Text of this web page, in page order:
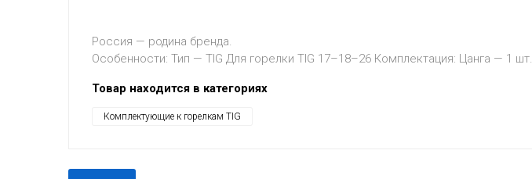
Россия — родина бренда.
Особенности: Тип — TIG Для горелки TIG 17–18–26 Комплектация: Цанга — 1 шт.
Товар находится в категориях
Комплектующие к горелкам TIG